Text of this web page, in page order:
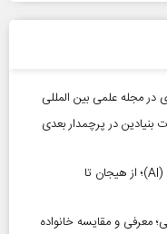
در مجله علمی بین المللی
بنیادین در پرچمدار بعدی
رشد خیره‌کننده بازار توکن‌های هوش مصنوعی (AI)؛ از هیجان تا
و مقایسه خانواده